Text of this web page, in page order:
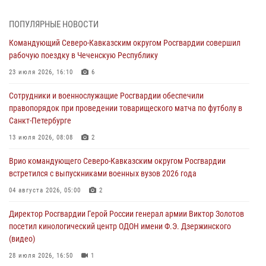
настольному теннису ко Дню физкультурника
08 августа 2026, 07:00
исполнилось 20 лет
08 августа 2026, 07:00
Росгвардейцы обеспечили безопасность «Поезда Победы» в
08 августа 2026, 07:00
В Москве росгвардейцы оказали помощь медикам и девушке с
08 августа 2026, 06:32 1
ПОПУЛЯРНЫЕ НОВОСТИ
Командующий Северо-Кавказским округом Росгвардии совершил
рабочую поездку в Чеченскую Республику
23 июля 2026, 16:10 6
Сотрудники и военнослужащие Росгвардии обеспечили
правопорядок при проведении товарищеского матча по футболу в
Санкт-Петербурге
13 июля 2026, 08:08 2
Врио командующего Северо-Кавказским округом Росгвардии
встретился с выпускниками военных вузов 2026 года
04 августа 2026, 05:00 2
Директор Росгвардии Герой России генерал армии Виктор Золотов
посетил кинологический центр ОДОН имени Ф.Э. Дзержинского
(видео)
28 июля 2026, 16:50 1